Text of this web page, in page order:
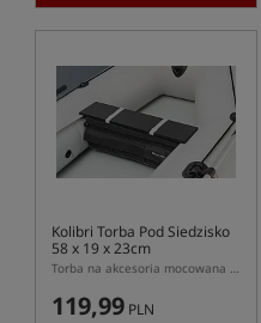
Kolibri Torba Pod Siedzisko
58 x 19 x 23cm
Torba na akcesoria mocowana pod siedziskiem Kolibri
119,99 PLN